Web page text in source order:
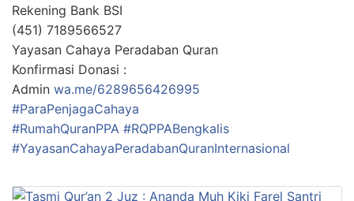
Rekening Bank BSI
(451) 7189566527
Yayasan Cahaya Peradaban Quran
Konfirmasi Donasi :
Admin wa.me/6289656426995
#ParaPenjagaCahaya
#RumahQuranPPA #RQPPABengkalis
#YayasanCahayaPeradabanQuranInternasional